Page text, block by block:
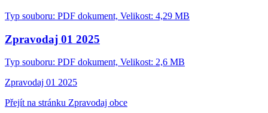
Typ souboru: PDF dokument, Velikost: 4,29 MB
Zpravodaj 01 2025
Typ souboru: PDF dokument, Velikost: 2,6 MB
Zpravodaj 01 2025
Přejít na stránku Zpravodaj obce